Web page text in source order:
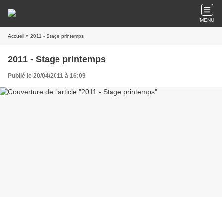
MENU
Accueil » 2011 - Stage printemps
2011 - Stage printemps
Publié le 20/04/2011 à 16:09